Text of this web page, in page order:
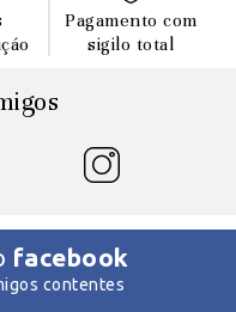
Pagamento com
sigilo total
facebook
contentes